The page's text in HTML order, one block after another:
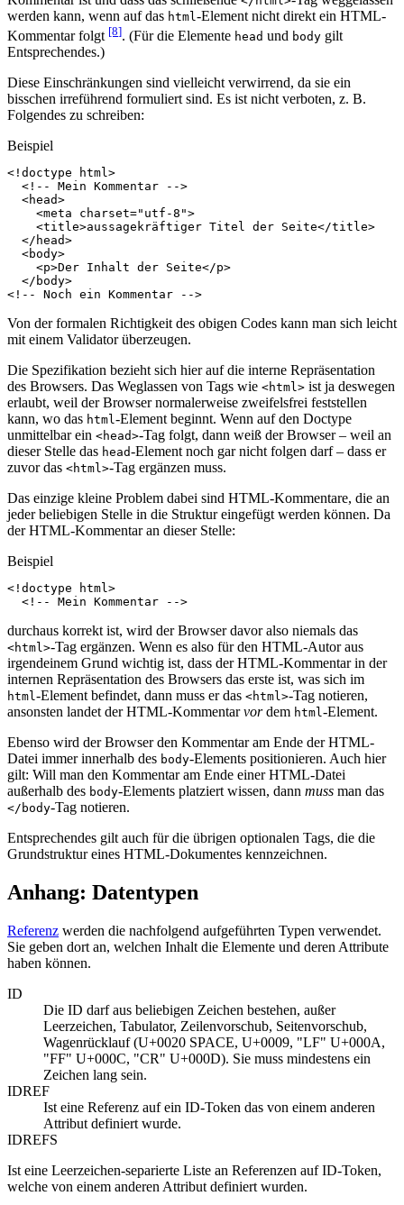
werden kann, wenn auf das html-Element nicht direkt ein HTML-
Kommentar folgt [8]. (Für die Elemente head und body gilt
Entsprechendes.)
Diese Einschränkungen sind vielleicht verwirrend, da sie ein
bisschen irreführend formuliert sind. Es ist nicht verboten, z. B.
Folgendes zu schreiben:
Beispiel
<!doctype html>
<!-- Mein Kommentar -->
<head>
<meta charset="utf-8">
<title>aussagekräftiger Titel der Seite</title>
</ head>
<body>
<p>Der Inhalt der Seite</p>
</ body>
<!-- Noch ein Kommentar -->
Von der formalen Richtigkeit des obigen Codes kann man sich leicht
mit einem Validator überzeugen.
Die Spezifikation bezieht sich hier auf die interne Repräsentation
des Browsers. Das Weglassen von Tags wie <html> ist ja deswegen
erlaubt, weil der Browser normalerweise zweifelsfrei feststellen
kann, wo das html-Element beginnt. Wenn auf den Doctype
unmittelbar ein <head>-Tag folgt, dann weiß der Browser – weil an
dieser Stelle das head-Element noch gar nicht folgen darf – dass er
zuvor das <html>-Tag ergänzen muss.
Das einzige kleine Problem dabei sind HTML-Kommentare, die an
jeder beliebigen Stelle in die Struktur eingefügt werden können. Da
der HTML-Kommentar an dieser Stelle:
Beispiel
<!doctype html>
<!-- Mein Kommentar -->
durchaus korrekt ist, wird der Browser davor also niemals das
<html>-Tag ergänzen. Wenn es also für den HTML-Autor aus
irgendeinem Grund wichtig ist, dass der HTML-Kommentar in der
internen Repräsentation des Browsers das erste ist, was sich im
html-Element befindet, dann muss er das <html>-Tag notieren,
ansonsten landet der HTML-Kommentarvordem html-Element.
Ebenso wird der Browser den Kommentar am Ende der HTML-
Datei immer innerhalb des body-Elements positionieren. Auch hier
gilt: Will man den Kommentar am Ende einer HTML-Datei
außerhalb des body-Elements platziert wissen, dann muss man das
</body-Tag notieren.
Entsprechendes gilt auch für die übrigen optionalen Tags, die die
Grundstruktur eines HTML-Dokumentes kennzeichnen.
Anhang: Datentypen
Referenz werden die nachfolgend aufgeführten Typen verwendet.
Sie geben dort an, welchen Inhalt die Elemente und deren Attribute
haben können.
ID
Die ID darf aus beliebigen Zeichen bestehen, außer
Leerzeichen, Tabulator, Zeilenvorschub, Seitenvorschub,
Wagenrücklauf (U+0020 SPACE, U+0009, "LF" U+000A,
"FF" U+000C, "CR" U+000D). Sie muss mindestens ein
Zeichen lang sein.
IDREF
Ist eine Referenz auf ein ID-Token das von einem anderen
Attribut definiert wurde.
IDREFS
Ist eine Leerzeichen-separierte Liste an Referenzen auf ID-Token,
welche von einem anderen Attribut definiert wurden.